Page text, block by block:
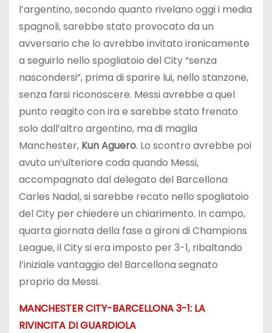
l’argentino, secondo quanto rivelano oggi i media
spagnoli, sarebbe stato provocato da un
avversario che lo avrebbe invitato ironicamente
a seguirlo nello spogliatoio del City “senza
nascondersi”, prima di sparire lui, nello stanzone,
senza farsi riconoscere. Messi avrebbe a quel
punto reagito con ira e sarebbe stato frenato
solo dall’altro argentino, ma di maglia
Manchester, Kun Aguero. Lo scontro avrebbe poi
avuto un’ulteriore coda quando Messi,
accompagnato dal delegato del Barcellona
Carles Nadal, si sarebbe recato nello spogliatoio
del City per chiedere un chiarimento. In campo,
quarta giornata della fase a gironi di Champions
League, il City si era imposto per 3-1, ribaltando
l’iniziale vantaggio del Barcellona segnato
proprio da Messi.
MANCHESTER CITY-BARCELLONA 3-1: LA
RIVINCITA DI GUARDIOLA